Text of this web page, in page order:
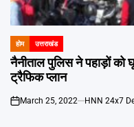
POSTED
IN
होम उत्तराखंड
नैनीताल पुलिस ने पहाड़ों को
ट्रैफिक प्लान
on
March 25, 2022 HNN 24x7